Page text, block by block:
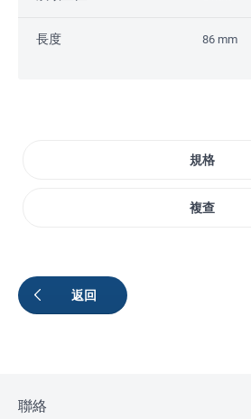
長度 86 mm
規格
複查
返回
聯絡